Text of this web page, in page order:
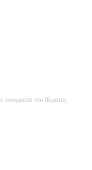
ονομασία του θέματος